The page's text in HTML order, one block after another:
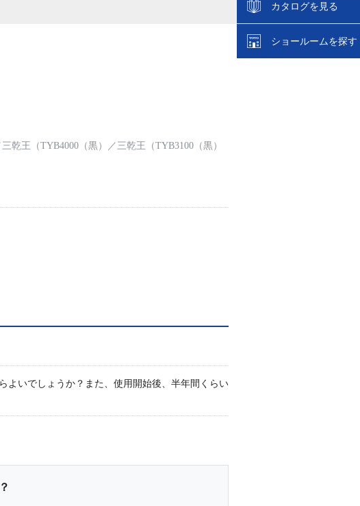
カタログを見る
ショールームを探す
三乾王（TYB4000（黒） ／ 三乾王（TYB3100（黒）
よいでしょうか？また、使用開始後、半年間くらい